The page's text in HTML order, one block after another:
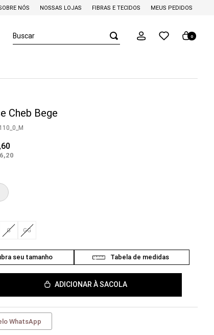
NÓS NOSSAS LOJAS FIBRAS E TECIDOS MEUS PEDIDOS
Buscar 0
Cheb Bege
,60
,20
G GG
ADICIONAR À SACOLA
WhatsApp